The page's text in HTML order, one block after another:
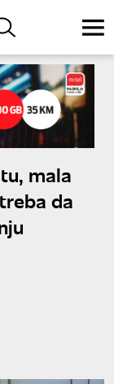
mala
da